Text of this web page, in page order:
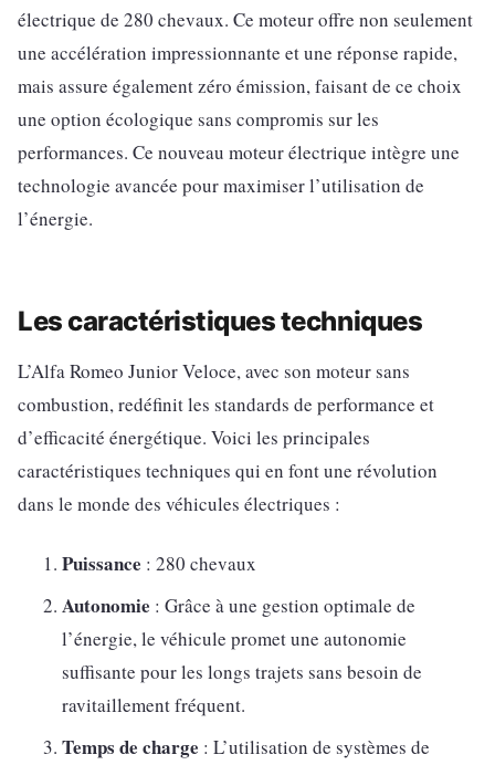
électrique de 280 chevaux. Ce moteur offre non seulement
une accélération impressionnante et une réponse rapide,
mais assure également zéro émission, faisant de ce choix
une option écologique sans compromis sur les
performances. Ce nouveau moteur électrique intègre une
technologie avancée pour maximiser l’utilisation de
l’énergie.
Les caractéristiques techniques
L’Alfa Romeo Junior Veloce, avec son moteur sans
combustion, redéfinit les standards de performance et
d’efficacité énergétique. Voici les principales
caractéristiques techniques qui en font une révolution
dans le monde des véhicules électriques :
Puissance : 280 chevaux
Autonomie : Grâce à une gestion optimale de
l’énergie, le véhicule promet une autonomie
suffisante pour les longs trajets sans besoin de
ravitaillement fréquent.
Temps de charge : L’utilisation de systèmes de